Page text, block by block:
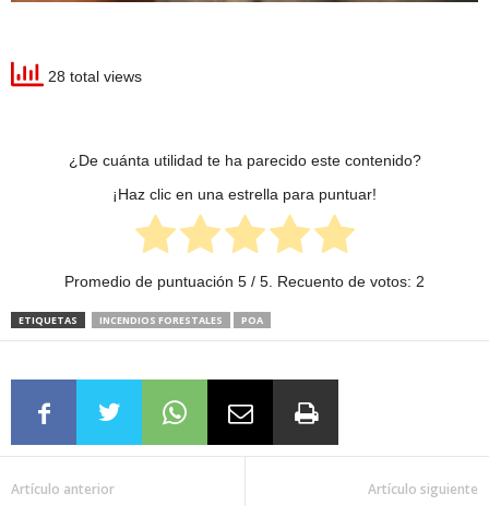
28 total views
¿De cuánta utilidad te ha parecido este contenido?
¡Haz clic en una estrella para puntuar!
Promedio de puntuación 5 / 5. Recuento de votos: 2
ETIQUETAS INCENDIOS FORESTALES POA
Artículo anterior Artículo siguiente